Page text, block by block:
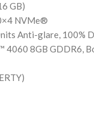
GB)
NVMe®
Anti-glare,
8GB GDDR6,